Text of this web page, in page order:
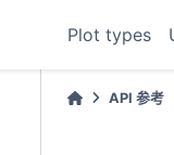
Plot types
API 参考